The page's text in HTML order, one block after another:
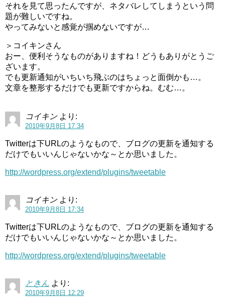
それを見て思ったんですが、ネタバレしてしまうという問
題が難しいですね。
やってみないと感覚が掴めないですが…
＞コイキンさん
おー、便利そうなものがありますね！どうもありがとうご
ざいます。
でも更新通知がいちいち飛ぶのはちょっと面倒かも…。
文章を整形するだけでも更新ですからね。むむ…。
コイキン より:
2010年9月8日 17:34
Twitterは下URLのようなもので、ブログの更新を通知する
だけでもいいんじゃないかな～とか思いました。
http://wordpress.org/extend/plugins/tweetable
コイキン より:
2010年9月8日 17:34
Twitterは下URLのようなもので、ブログの更新を通知する
だけでもいいんじゃないかな～とか思いました。
http://wordpress.org/extend/plugins/tweetable
ときん より:
2010年9月8日 12:29